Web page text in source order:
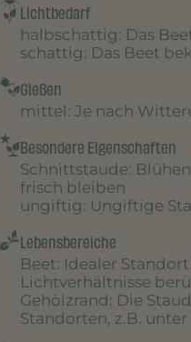
Lichtbedarf
halbschattig: Das
schattig: Das Beet
Gießen
mittel : Je nach
Besondere Eigenschaften
Schnittstaude:
frisch bleiben
ungiftig: Ungiftige
Lebensbereiche
Beet: Idealer
Lichtverhältnisse
Gehölzrand: Die
Standorten, z.B.